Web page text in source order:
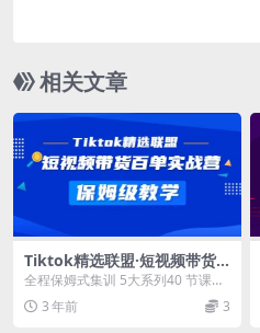
相关文章
Tiktok精选联盟·短视频带货
百单实战营 保姆级教学 快速
成为Tiktok带货达人
全程保姆式集训 5大系列40 节课程
学习 训练营课程内容 知趋势 1.国内
短视频...
3 年前 3